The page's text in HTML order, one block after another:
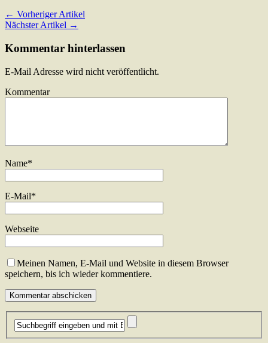
← Vorheriger Artikel
Nächster Artikel →
Kommentar hinterlassen
E-Mail Adresse wird nicht veröffentlicht.
Kommentar
Name*
E-Mail*
Webseite
Meinen Namen, E-Mail und Website in diesem Browser
speichern, bis ich wieder kommentiere.